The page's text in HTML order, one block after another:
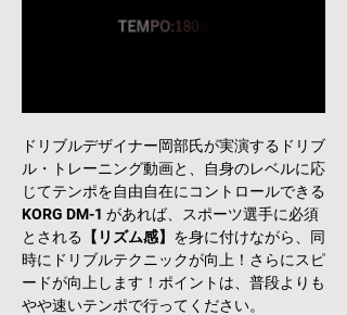
ドリブルデザイナー岡部氏が実演するドリブ
ル・トレーニング動画と、自身のレベルに応
じてテンポを自由自在にコントロールできる
KORG DM-1 があれば、スポーツ選手に必須
とされる 【リズム感】 を身に付けながら、同
時にドリブルテクニックが向上！さらにスピ
ードが向上します！ポイントは、普段よりも
やや速いテンポで行ってください。